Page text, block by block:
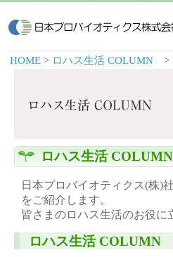
HOME > ロハス生活 COLUMN >
ロハス生活
日本プロバイオティクス(株)
をご紹介します。
皆さまのロハス生活のお役に
ロハス生活